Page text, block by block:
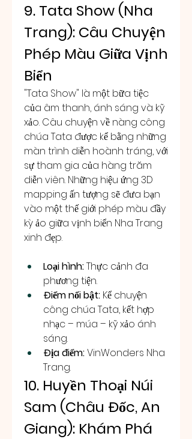
9. Tata Show (Nha
Trang): Câu Chuyện
Phép Màu Giữa Vịnh
Biển
"Tata Show" là một bữa tiệc
của âm thanh, ánh sáng và kỹ
xảo. Câu chuyện về nàng công
chúa Tata được kể bằng những
màn trình diễn hoành tráng, với
sự tham gia của hàng trăm
diễn viên. Những hiệu ứng 3D
mapping ấn tượng sẽ đưa bạn
vào một thế giới phép màu đầy
kỳ ảo giữa vịnh biển Nha Trang
xinh đẹp.
Loại hình: Thực cảnh đa
phương tiện.
Điểm nổi bật: Kể chuyện
công chúa Tata, kết hợp
nhạc – múa – kỹ xảo ánh
sáng.
Địa điểm: VinWonders Nha
Trang.
10. Huyền Thoại Núi
Sam (Châu Đốc, An
Giang): Khám Phá